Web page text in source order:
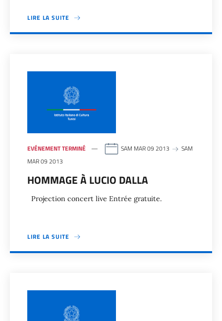
LIRE LA SUITE
EVÉNEMENT TERMINÉ SAM MAR 09 2013
SAM
MAR 09 2013
HOMMAGE À LUCIO DALLA
Projection concert live Entrée gratuite.
LIRE LA SUITE